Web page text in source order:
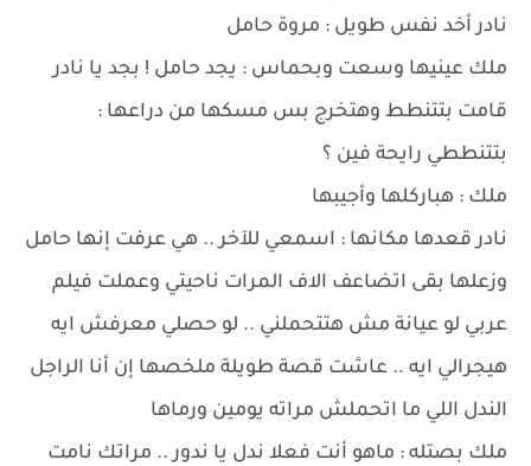
نادر أخد نفس طويل : مروة حامل
ملك عينيها وسعت وبحماس : يجد حامل ! بجد يا نادر
قامت بتتنطط وهتخرج بس مسكها من دراعها :
بتتنططي رايحة فين ؟
ملك : هباركلها وأجيبها
نادر قعدها مكانها : اسمعي للآخر .. هي عرفت إنها حامل
وزعلها بقى اتضاعف الاف المرات ناحيتي وعملت فيلم
عربي لو عيانة مش هتتحملني .. لو حصلي معرفش ايه
هيجرالي ايه .. عاشت قصة طويلة ملخصها إن أنا الراجل
الندل اللي ما اتحملش مراته يومين ورماها
ملك بصتله : ماهو أنت فعلا ندل يا ندور .. مراتك نامت